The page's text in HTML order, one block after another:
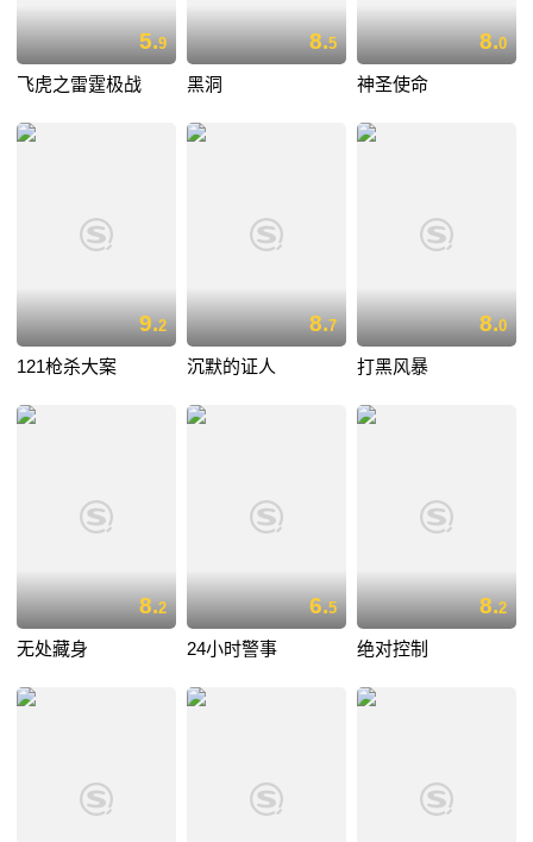
5.9
飞虎之雷霆极战
8.5
黑洞
8.0
神圣使命
9.2
121枪杀大案
8.7
沉默的证人
8.0
打黑风暴
8.2
无处藏身
6.5
24小时警事
8.2
绝对控制